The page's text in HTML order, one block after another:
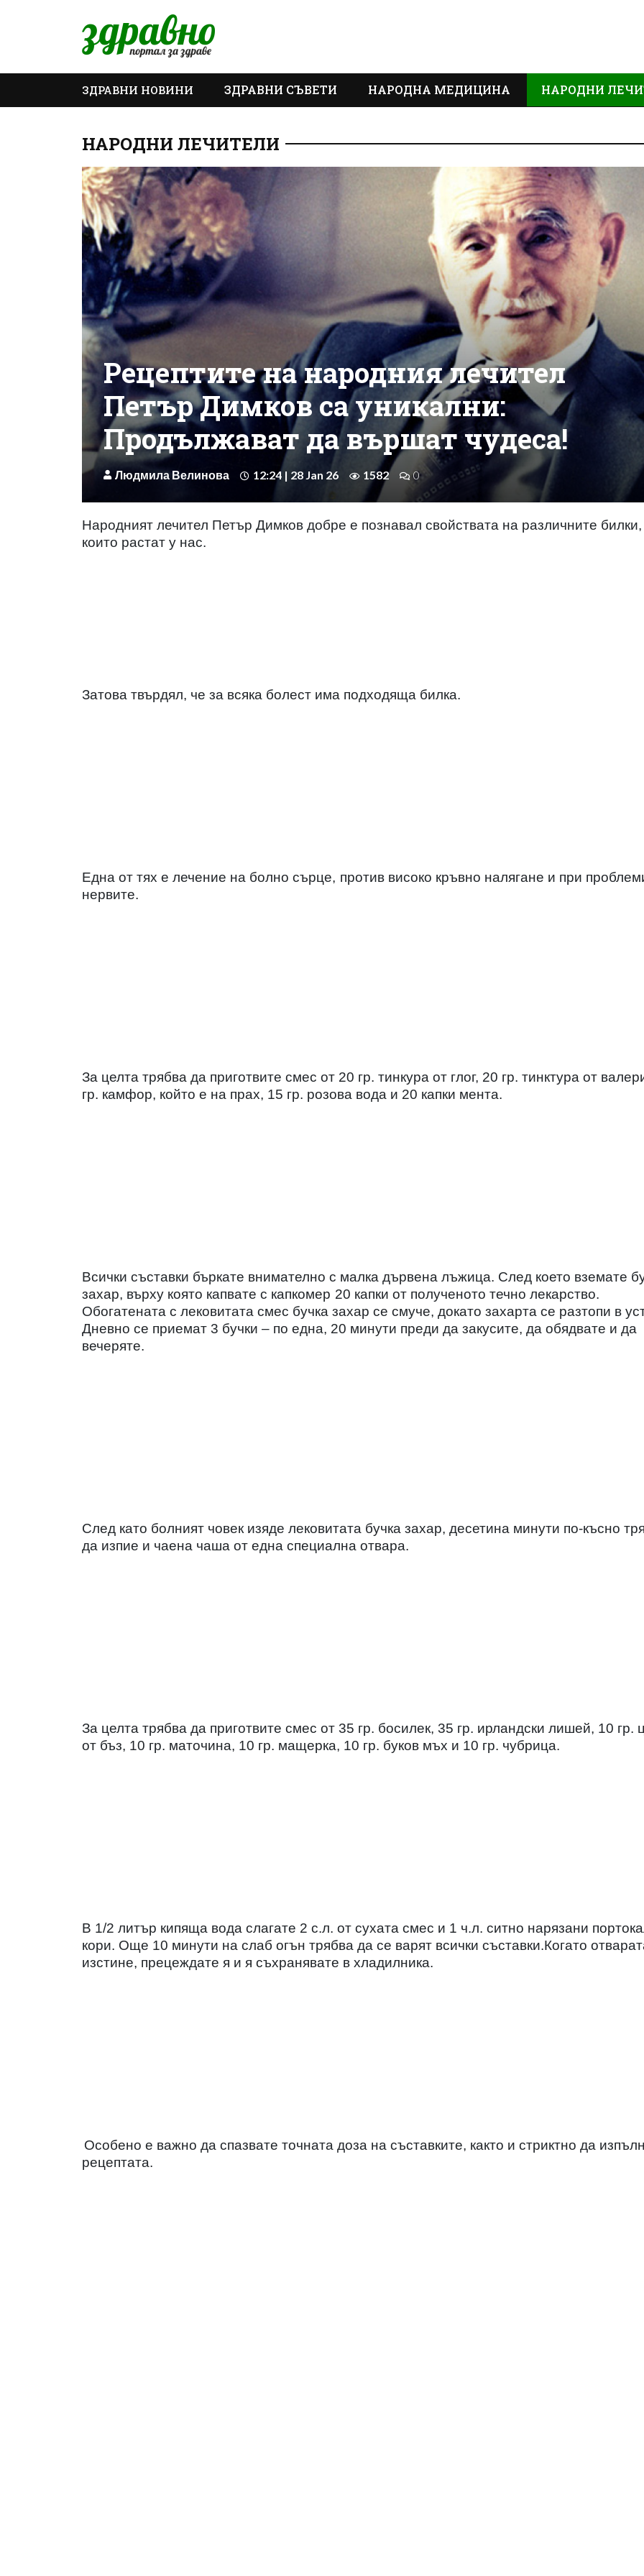
ЗДРАВНИ НОВИНИ ЗДРАВНИ СЪВЕТИ НАРОДНА МЕДИЦИНА НАРОДНИ
НАРОДНИ ЛЕЧИТЕЛИ
Рецептите на народния лечител
Петър Димков са уникални:
Продължават да вършат чудеса!
Людмила Велинова 12:24 | 28 Jan 26 1582 0
Народният лечител Петър Димков добре е познавал свойствата на различните билки,
които растат у нас.
Затова твърдял, че за всяка болест има подходяща билка.
Една от тях е лечение на болно сърце, против високо кръвно налягане и при
нервите.
За целта трябва да приготвите смес от 20 гр. тинкура от глог, 20 гр. тинктура от
гр. камфор, който е на прах, 15 гр. розова вода и 20 капки мента.
Всички съставки бъркате внимателно с малка дървена лъжица. След което вземате
захар, върху която капвате с капкомер 20 капки от полученото течно лекарство.
Обогатената с лековитата смес бучка захар се смуче, докато захарта се разтопи в
Дневно се приемат 3 бучки – по една, 20 минути преди да закусите, да обядвате и да
вечеряте.
След като болният човек изяде лековитата бучка захар, десетина минути по-късно
да изпие и чаена чаша от една специална отвара.
За целта трябва да приготвите смес от 35 гр. босилек, 35 гр. ирландски лишей, 10 гр.
от бъз, 10 гр. маточина, 10 гр. мащерка, 10 гр. буков мъх и 10 гр. чубрица.
В 1/2 литър кипяща вода слагате 2 с.л. от сухата смес и 1 ч.л. ситно нарязани
кори. Още 10 минути на слаб огън трябва да се варят всички съставки.Когато
изстине, прецеждате я и я съхранявате в хладилника.
Особено е важно да спазвате точната доза на съставките, както и стриктно да
рецептата.